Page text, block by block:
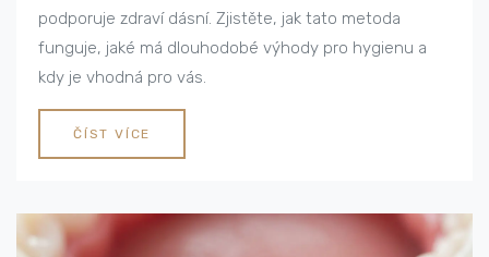
podporuje zdraví dásní. Zjistěte, jak tato metoda
funguje, jaké má dlouhodobé výhody pro hygienu a
kdy je vhodná pro vás.
ČÍST VÍCE